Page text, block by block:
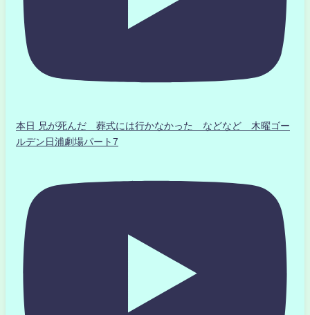
本日 兄が死んだ 葬式には行かなかった などなど 木曜ゴー
ルデン日浦劇場パート7